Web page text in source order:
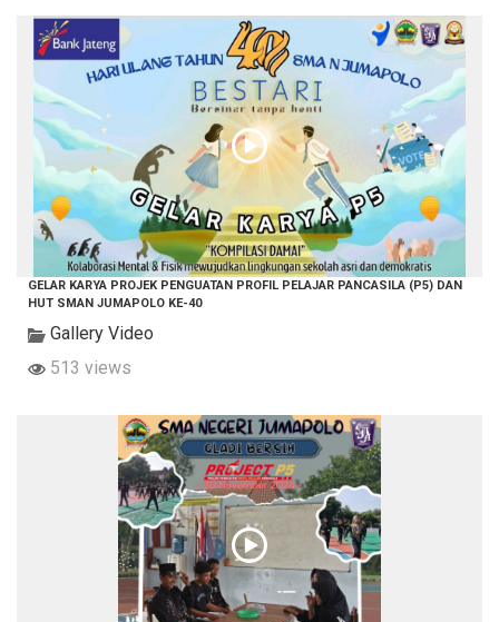
GELAR KARYA PROJEK PENGUATAN PROFIL PELAJAR PANCASILA (P5) DAN
HUT SMAN JUMAPOLO KE-40
Gallery Video
513 views